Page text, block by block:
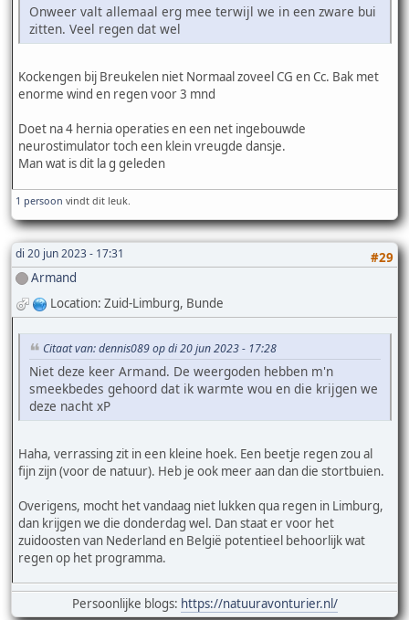
Onweer valt allemaal erg mee terwijl we in een zware bui
zitten. Veel regen dat wel
Kockengen bij Breukelen niet Normaal zoveel CG en Cc. Bak met
enorme wind en regen voor 3 mnd
Doet na 4 hernia operaties en een net ingebouwde
neurostimulator toch een klein vreugde dansje.
Man wat is dit la g geleden
1 persoon vindt dit leuk.
di 20 jun 2023 - 17:31
#29
Armand
Location: Zuid-Limburg, Bunde
Citaat van: dennis089 op di 20 jun 2023 - 17:28
Niet deze keer Armand. De weergoden hebben m'n
smeekbedes gehoord dat ik warmte wou en die krijgen we
deze nacht xP
Haha, verrassing zit in een kleine hoek. Een beetje regen zou al
fijn zijn (voor de natuur). Heb je ook meer aan dan die stortbuien.
Overigens, mocht het vandaag niet lukken qua regen in Limburg,
dan krijgen we die donderdag wel. Dan staat er voor het
zuidoosten van Nederland en België potentieel behoorlijk wat
regen op het programma.
Persoonlijke blogs: https://natuuravonturier.nl/